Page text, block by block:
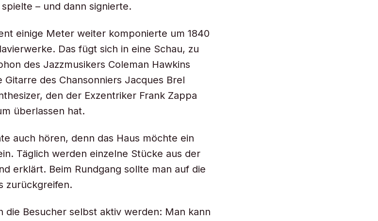
– und dann signierte.
einige Meter weiter komponierte um 1840
Das fügt sich in eine Schau, zu
des Jazzmusikers Coleman Hawkins
Gitarre des Chansonniers Jacques Brel
den der Exzentriker Frank Zappa
überlassen hat.
auch hören, denn das Haus möchte ein
Täglich werden einzelne Stücke aus der
erklärt. Beim Rundgang sollte man auf die
zurückgreifen.
die Besucher selbst aktiv werden: Man kann